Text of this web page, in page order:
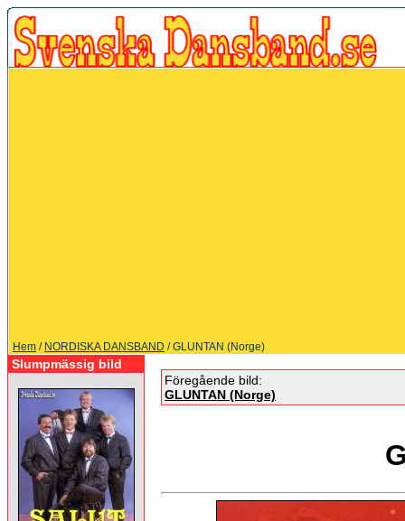
Hem / NORDISKA DANSBAND / GLUNTAN (Norge)
Slumpmässig bild
Föregående bild:
GLUNTAN (Norge)